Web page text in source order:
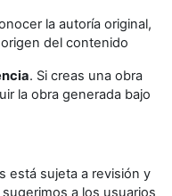
la autoría original,
del contenido
. Si creas una obra
la obra generada bajo
está sujeta a revisión y
a los usuarios